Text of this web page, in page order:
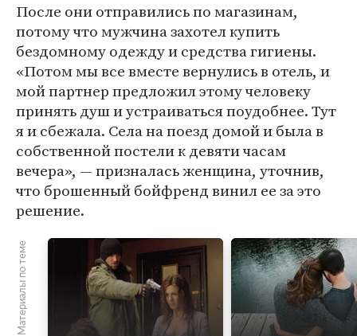
После они отправились по магазинам,
потому что мужчина захотел купить
бездомному одежду и средства гигиены.
«Потом мы все вместе вернулись в отель, и
мой партнер предложил этому человеку
принять душ и устраиваться поудобнее. Тут
я и сбежала. Села на поезд домой и была в
собственной постели к девяти часам
вечера», — призналась женщина, уточнив,
что брошенный бойфренд винил ее за это
решение.
Материалы по теме